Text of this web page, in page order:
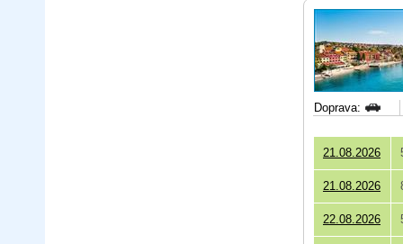
Doprava:
21.08.2026
21.08.2026
22.08.2026